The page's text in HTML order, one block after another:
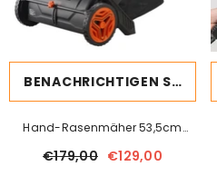
BENACHRICHTIGEN SIE MICH
Hand-Rasenmäher 53,5cm
Kehrbreite Rasenmäher Manuell
99L Fassungsvermögen Des
€179,00 €129,00